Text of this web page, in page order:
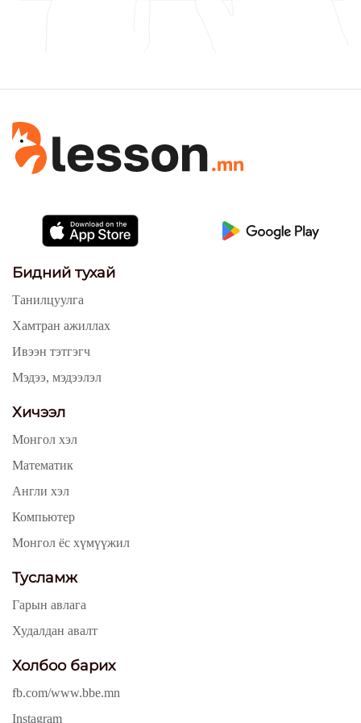
Бидний тухай
Танилцуулга
Хамтран ажиллах
Ивээн тэтгэгч
Мэдээ, мэдээлэл
Хичээл
Монгол хэл
Математик
Англи хэл
Компьютер
Монгол ёс хүмүүжил
Тусламж
Гарын авлага
Худалдан авалт
Холбоо барих
fb.com/www.bbe.mn
Instagram